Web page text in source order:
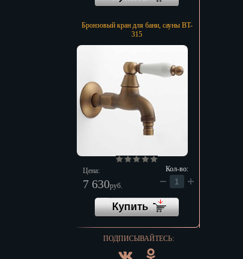
Бронзовый кран для бани, сауны BT-
315
Цена:
7 630руб.
Кол-во:
ПОДПИСЫВАЙТЕСЬ: